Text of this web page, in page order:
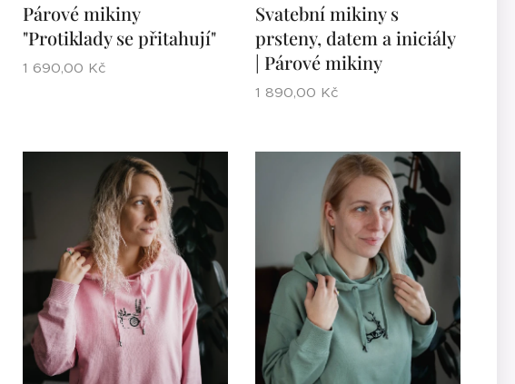
Párové mikiny
"Protiklady se přitahují"
1 690,00 Kč
Svatební mikiny s
prsteny, datem a iniciály
| Párové mikiny
1 890,00 Kč